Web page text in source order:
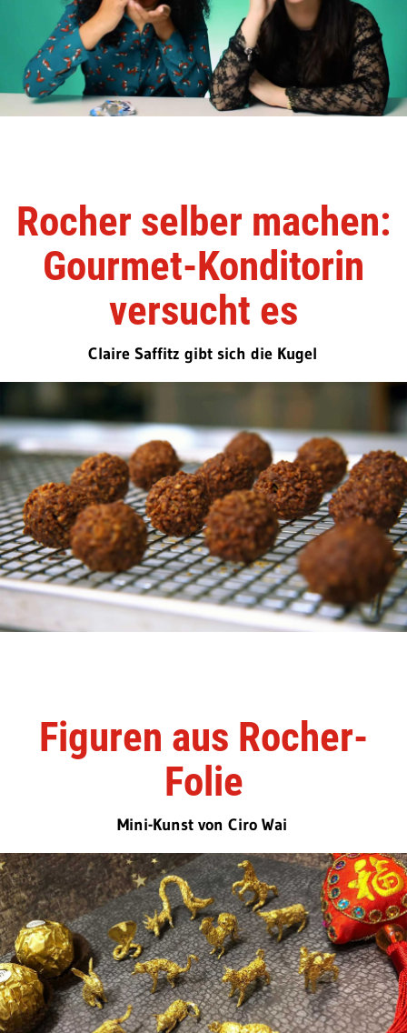
Rocher selber machen:
Gourmet-Konditorin
versucht es
Claire Saffitz gibt sich die Kugel
Figuren aus Rocher-
Folie
Mini-Kunst von Ciro Wai